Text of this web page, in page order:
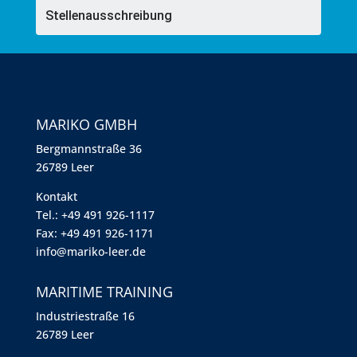
Stellenausschreibung
MARIKO GMBH
Berg­mann­straße 36
26789 Leer
Kontakt
Tel.: +49 491 926-1117
Fax: +49 491 926-1171
info@mariko-leer.de
MARITIME TRAINING
Industriestraße 16
26789 Leer